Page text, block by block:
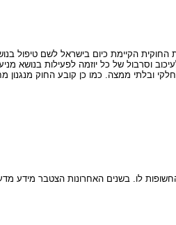
הקיימת כיום בישראל לשם טיפול
וסרבול של כל יוזמה לפעילות בנושא
ובלתי ממצה. כמו כן קובע החוק
לו. בשנים האחרונות הצטבר מידע